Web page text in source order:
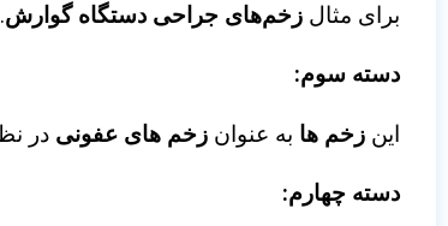
برای مثال زخم‌های جراحی دستگاه گوارش.
دسته سوم:
این زخم ها به‌ عنوان زخم های عفونی در
دسته چهارم: